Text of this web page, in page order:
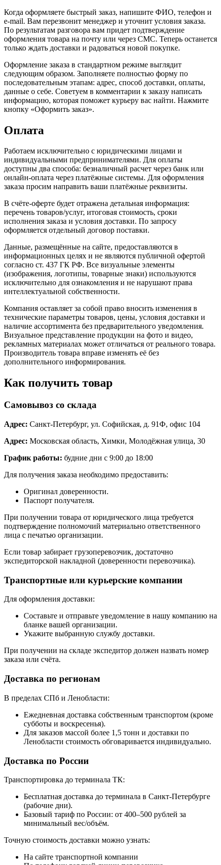
Когда оформляете быстрый заказ, напишите ФИО, телефон и
e-mail. Вам перезвонит менеджер и уточнит условия заказа.
По результатам разговора вам придет подтверждение
оформления товара на почту или через СМС. Теперь останется
только ждать доставки и радоваться новой покупке.
Оформление заказа в стандартном режиме выглядит
следующим образом. Заполняете полностью форму по
последовательным этапам: адрес, способ доставки, оплаты,
данные о себе. Советуем в комментарии к заказу написать
информацию, которая поможет курьеру вас найти. Нажмите
кнопку «Оформить заказ».
Оплата
Работаем исключительно с юридическими лицами и
индивидуальными предпринимателями. Для оплаты
доступны два способа: безналичный расчет через банк или
онлайн-оплата через платёжные системы. Для оформления
заказа просим направить ваши платёжные реквизиты.
В счёте-оферте будет отражена детальная информация:
перечень товаров/услуг, итоговая стоимость, сроки
исполнения заказа и условия доставки. По запросу
оформляется отдельный договор поставки.
Данные, размещённые на сайте, предоставляются в
информационных целях и не являются публичной офертой
согласно ст. 437 ГК РФ. Все визуальные элементы
(изображения, логотипы, товарные знаки) используются
исключительно для ознакомления и не нарушают права
интеллектуальной собственности.
Компания оставляет за собой право вносить изменения в
технические параметры товаров, цены, условия доставки и
наличие ассортимента без предварительного уведомления.
Визуальное представление продукции на фото и видео,
рекламных материалах может отличаться от реального товара.
Производитель товара вправе изменять её без
дополнительного информирования.
Как получить товар
Самовывоз со склада
Адрес: Санкт-Петербург, ул. Софийская, д. 91Ф, офис 104
Адрес: Московская область, Химки, Молодёжная улица, 30
График работы: будние дни с 9:00 до 18:00
Для получения заказа необходимо предоставить:
Оригинал доверенности.
Паспорт получателя.
При получении товара от юридического лица требуется
подтверждение полномочий материально ответственного
лица с печатью организации.
Если товар забирает грузоперевозчик, достаточно
экспедиторской накладной (доверенности перевозчика).
Транспортные или курьерские компании
Для оформления доставки:
Составьте и отправьте уведомление в нашу компанию на
бланке вашей организации.
Укажите выбранную службу доставки.
При получении на складе экспедитор должен назвать номер
заказа или счёта.
Доставка по регионам
В пределах СПб и Ленобласти:
Ежедневная доставка собственным транспортом (кроме
субботы и воскресенья).
Для заказов массой более 1,5 тонн и доставки по
Ленобласти стоимость обговаривается индивидуально.
Доставка по России
Транспортировка до терминала ТК:
Бесплатная доставка до терминала в Санкт-Петербурге
(рабочие дни).
Базовый тариф по России: от 400–500 рублей за
минимальный вес/объём.
Точную стоимость доставки можно узнать:
На сайте транспортной компании